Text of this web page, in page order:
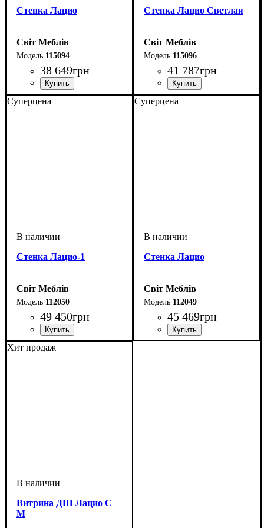
Стенка Лацио
Світ Меблів
115094
38 649грн
Стенка Лацио Светлая
Світ Меблів
115096
41 787грн
Суперцена
Cтенка Лацио-1
Світ Меблів
112050
49 450грн
Суперцена
Cтенка Лацио
Світ Меблів
112049
45 469грн
Хит продаж
Витрина ДШ Лацио С
М